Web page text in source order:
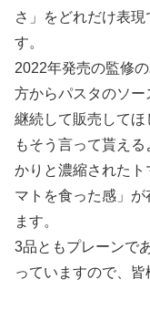
さ」をどれだけ表
す。
2022年発売の監修
方からパスタのソ
継続して販売してほ
もそう言って貰え
かりと濃縮されたト
マトを食った感」
ます。
3品ともプレーンで
っていますので、皆